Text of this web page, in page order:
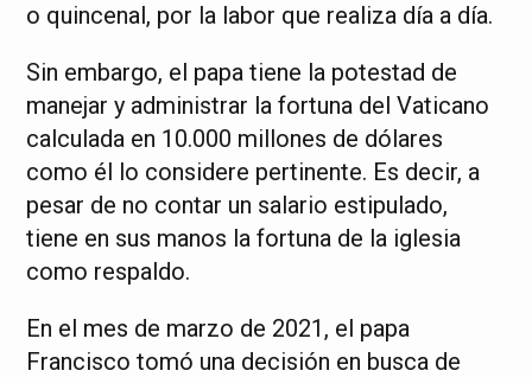
o quincenal, por la labor que realiza día a día.
Sin embargo, el papa tiene la potestad de
manejar y administrar la fortuna del Vaticano
calculada en 10.000 millones de dólares
como él lo considere pertinente. Es decir, a
pesar de no contar un salario estipulado,
tiene en sus manos la fortuna de la iglesia
como respaldo.
En el mes de marzo de 2021, el papa
Francisco tomó una decisión en busca de